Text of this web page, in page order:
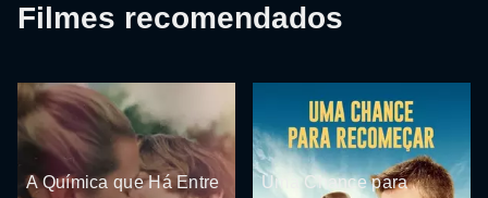
Filmes recomendados
A Química que Há Entre
Uma Chance para